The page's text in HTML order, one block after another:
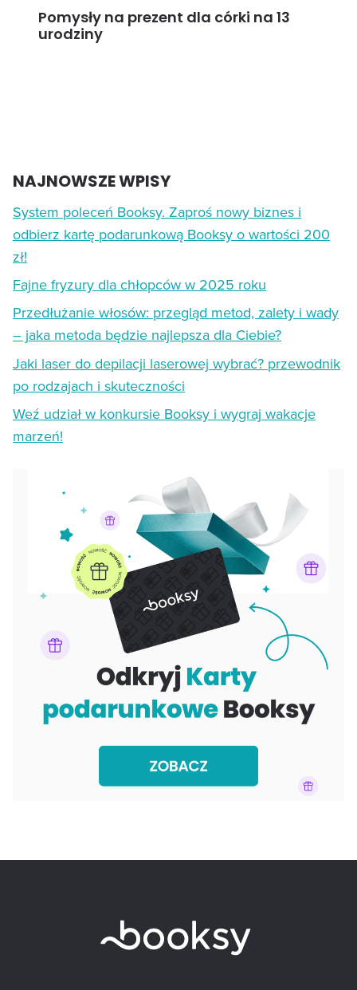
Pomysły na prezent dla córki na 13
urodziny
NAJNOWSZE WPISY
System poleceń Booksy. Zaproś nowy biznes i
odbierz kartę podarunkową Booksy o wartości 200
zł!
Fajne fryzury dla chłopców w 2025 roku
Przedłużanie włosów: przegląd metod, zalety i wady
– jaka metoda będzie najlepsza dla Ciebie?
Jaki laser do depilacji laserowej wybrać? przewodnik
po rodzajach i skuteczności
Weź udział w konkursie Booksy i wygraj wakacje
marzeń!